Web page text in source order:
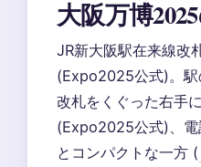
大阪万博
JR新大阪駅在来線改
(Expo2025公式)。駅
改札をくぐった右手
(Expo2025公式)、
とコンパクトな一方 (